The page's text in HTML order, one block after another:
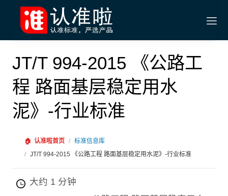
JT/T 994-2015 《公路工
程 路面基层稳定用水
泥》-行业标准
🏠 认准啦首页 / 标准信息库
/ JT/T 994-2015 《公路工程 路面基层稳定用水泥》-行业标准
大约 1 分钟